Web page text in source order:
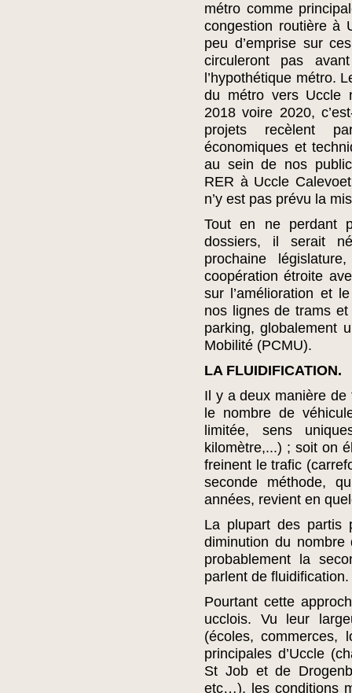
métro comme
congestion routière à
peu d’emprise sur
circuleront pas
l’hypothétique métro.
du métro vers Uccle
2018 voire 2020,
projets recèlent
économiques et
au sein de nos
RER à Uccle
n’y est pas prévu la
Tout en ne perdant
dossiers, il serait
prochaine
coopération étroite
sur l’amélioration et
nos lignes de trams
parking, globalement
Mobilité (PCMU).
LA FLUIDIFICATION.
Il y a deux manière
le nombre de
limitée, sens
kilomètre,...) ; soit on
freinent le trafic
seconde méthode,
années, revient en
La plupart des partis
diminution du nombre
probablement la
parlent de fluidification.
Pourtant cette
ucclois. Vu leur
(écoles, commerces,
principales d’Uccle
St Job et de
etc…), les conditions